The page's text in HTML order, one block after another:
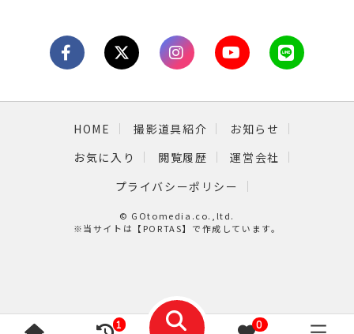
HOME 撮影道具紹介
お知らせ
お気に入り
閲覧履歴
運営会社
プライバシーポリシー
© GOtomedia.co.,ltd.
※当サイトは【 PORTAS】で作成しています。
1 0